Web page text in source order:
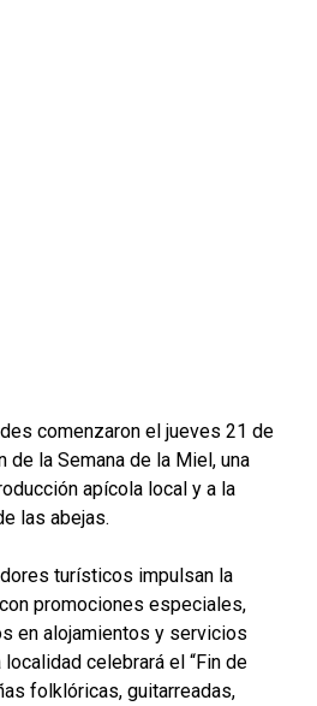
comenzaron el jueves 21 de
de la Semana de la Miel, una
apícola local y a la
las abejas.
turísticos impulsan la
promociones especiales,
en alojamientos y servicios
celebrará el “Fin de
folklóricas, guitarreadas,